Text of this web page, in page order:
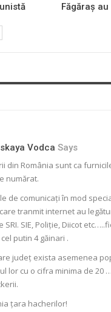
Făgăraș
Vodca Says
din România sunt ca
numărat.
de comunicați în mod
tranmit internet au
SRI. SIE, Poliție, Diicot
putin 4 găinari .
județ exista asemenea
lor cu o cifra minima de 20
țara hacherilor!